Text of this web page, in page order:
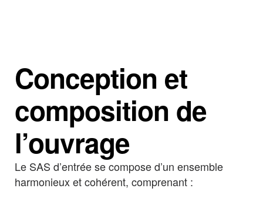
Conception et
composition de
l’ouvrage
Le SAS d’entrée se compose d’un ensemble
harmonieux et cohérent, comprenant :